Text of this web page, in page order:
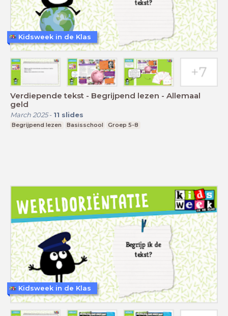
Verdiepende tekst - Begrijpend lezen - Allemaal
geld
March 2025- 11 slides
Begrijpend lezen Basisschool Groep 5-8
Kidsweek in de Klas
Kidsweek in de Klas